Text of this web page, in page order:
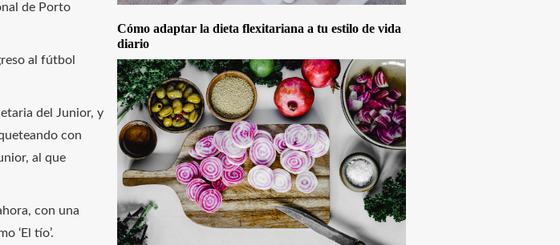
de Porto
al fútbol
del Junior, y
con
al que
con una
‘El tío’.
Cómo adaptar la dieta flexitariana a tu estilo de vida
diario